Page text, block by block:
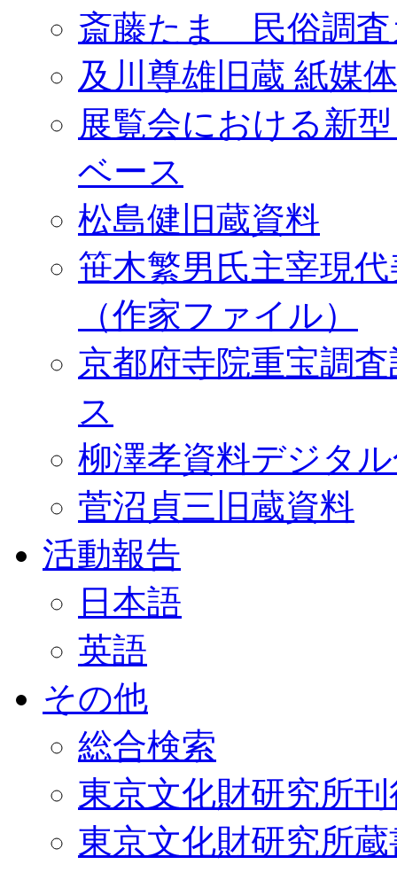
斎藤たま 民俗調査
及川尊雄旧蔵 紙媒
展覧会における新
ベース
松島健旧蔵資料
笹木繁男氏主宰現
（作家ファイル）
京都府寺院重宝調
ス
柳澤孝資料デジタ
菅沼貞三旧蔵資料
活動報告
日本語
英語
その他
総合検索
東京文化財研究所
東京文化財研究所